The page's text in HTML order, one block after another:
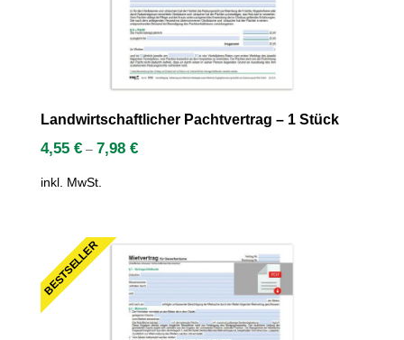
Landwirtschaftlicher Pachtvertrag – 1 Stück
4,55 €– 7,98 €
inkl. MwSt.
BESTSELLER